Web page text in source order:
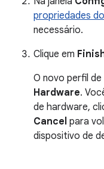
propriedades
necessário.
Clique em
O novo perfil
Hardware.
de hardware,
Cancel para
dispositivo de